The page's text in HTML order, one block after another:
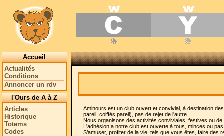
Accueil
Actualités
Conditions
Annoncer un rdv
l'Ours de A à Z
Articles
Historique
Totems
Codes
Aminours est un club ouvert et convivial, à destination
pareil, coiffés pareil), pas de rejet de l'autre…
Nous organisons des activités conviviales, festives ou de
L'adhésion a notre club est ouverte à tous, minces ou
S’amuser, profiter de la vie, tels que vous êtes, faire des